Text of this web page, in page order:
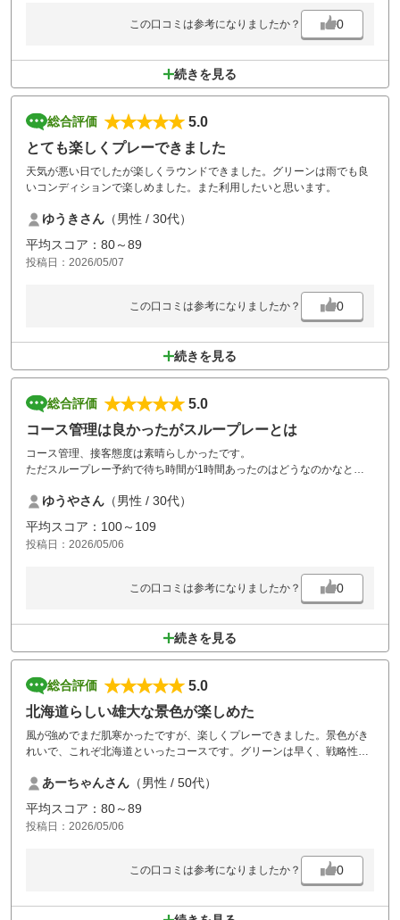
この口コミは参考になりましたか？ 0
続きを見る
総合評価
5.0
とても楽しくプレーできました
天気が悪い日でしたが楽しくラウンドできました。グリーンは雨でも良
いコンディションで楽しめました。また利用したいと思います。
ゆうきさん （男性 / 30代）
平均スコア：80～89
投稿日：2026/05/07
この口コミは参考になりましたか？ 0
続きを見る
総合評価
5.0
コース管理は良かったがスループレーとは
コース管理、接客態度は素晴らしかったです。
ただスループレー予約で待ち時間が1時間あったのはどうなのかなと思
そうするしかないなら、初めからスループレー表記は控えた方が良いか
コースは全体的に素晴らしくよかったです
ゆうやさん （男性 / 30代）
平均スコア：100～109
投稿日：2026/05/06
この口コミは参考になりましたか？ 0
続きを見る
総合評価
5.0
北海道らしい雄大な景色が楽しめた
風が強めでまだ肌寒かったですが、楽しくプレーできました。景色がき
れいで、これぞ北海道といったコースです。グリーンは早く、戦略性が
あーちゃんさん （男性 / 50代）
平均スコア：80～89
投稿日：2026/05/06
この口コミは参考になりましたか？ 0